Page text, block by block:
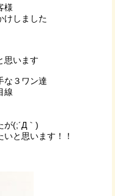
様
けしました
思います
な３ワン達
線
が(;´Д｀)
と思います！！